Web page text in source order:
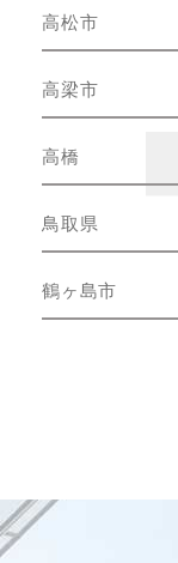
高松市
高梁市
高橋
鳥取県
鶴ヶ島市